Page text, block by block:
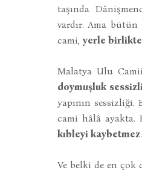
taşında
vardır. Ama
cami, yerle birlikte
Malatya Ulu
doymuşluk
yapının
cami hâlâ ayakta.
kıbleyi kaybetmez.
Ve belki de en çok